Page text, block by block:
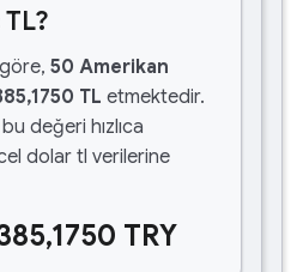
50 Amerikan
TL etmektedir.
değeri hızlıca
dolar tl verilerine
TRY